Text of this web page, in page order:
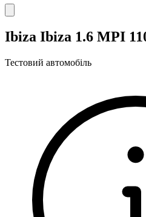
Ibiza Ibiza 1.6 MPI
Тестовий автомобіль